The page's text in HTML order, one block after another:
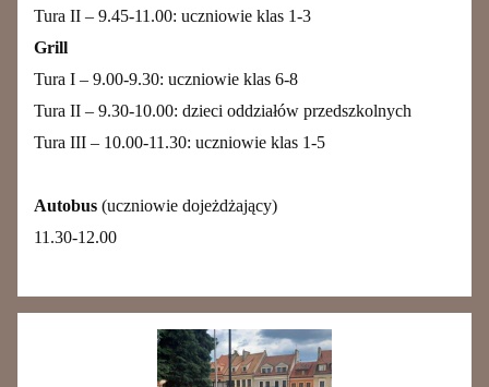
Tura II – 9.45-11.00: uczniowie klas 1-3
Grill
Tura I – 9.00-9.30: uczniowie klas 6-8
Tura II – 9.30-10.00: dzieci oddziałów przedszkolnych
Tura III – 10.00-11.30: uczniowie klas 1-5
Autobus (uczniowie dojeżdżający)
11.30-12.00